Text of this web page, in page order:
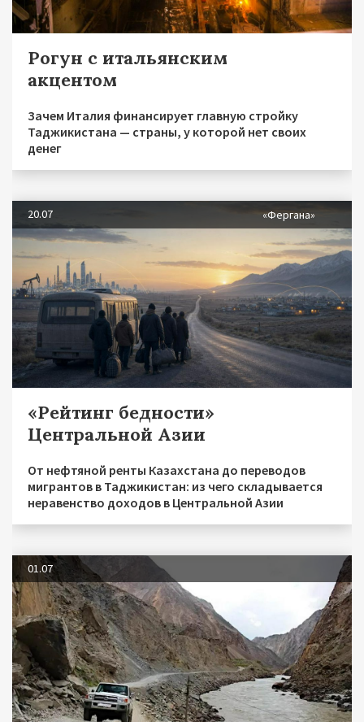
Рогун с итальянским
акцентом
Зачем Италия финансирует главную стройку
Таджикистана — страны, у которой нет своих
денег
20.07 «Фергана»
«Рейтинг бедности»
Центральной Азии
От нефтяной ренты Казахстана до переводов
мигрантов в Таджикистан: из чего складывается
неравенство доходов в Центральной Азии
01.07